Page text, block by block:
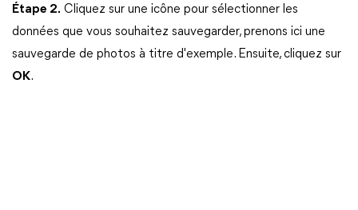
Étape 2. Cliquez sur une icône pour sélectionner les
données que vous souhaitez sauvegarder, prenons ici une
sauvegarde de photos à titre d'exemple. Ensuite, cliquez sur
OK.